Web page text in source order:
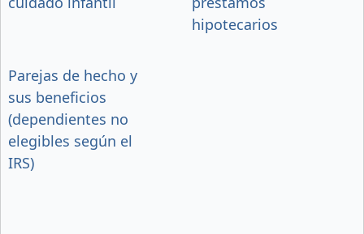
hipotecarios
Parejas de hecho y
sus beneficios
(dependientes no
elegibles según el
IRS)